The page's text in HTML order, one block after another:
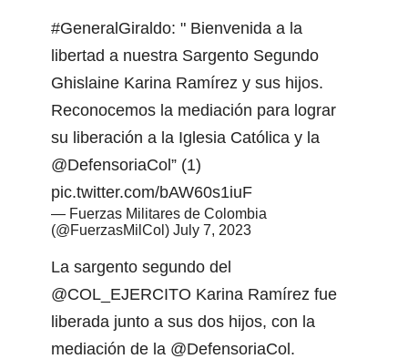
#GeneralGiraldo: " Bienvenida a la
libertad a nuestra Sargento Segundo
Ghislaine Karina Ramírez y sus hijos.
Reconocemos la mediación para lograr
su liberación a la Iglesia Católica y la
@DefensoriaCol” (1)
pic.twitter.com/bAW60s1iuF
— Fuerzas Militares de Colombia
(@FuerzasMilCol) July 7, 2023
La sargento segundo del
@COL_EJERCITO Karina Ramírez fue
liberada junto a sus dos hijos, con la
mediación de la @DefensoriaCol.